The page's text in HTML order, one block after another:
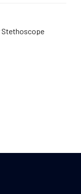
Stethoscope